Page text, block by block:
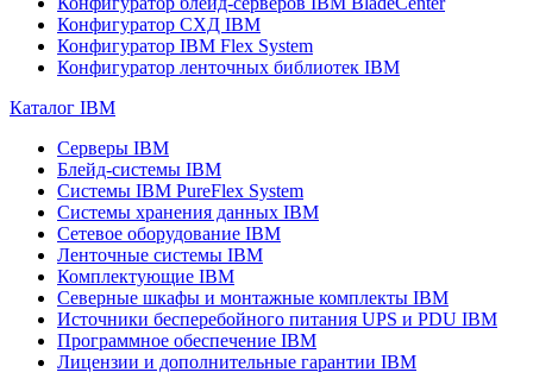
Конфигуратор СХД IBM
Конфигуратор IBM Flex System
Конфигуратор ленточных библиотек IBM
Каталог IBM
Серверы IBM
Блейд-системы IBM
Системы IBM PureFlex System
Системы хранения данных IBM
Сетевое оборудование IBM
Ленточные системы IBM
Комплектующие IBM
Северные шкафы и монтажные комплекты IBM
Источники бесперебойного питания UPS и PDU IBM
Программное обеспечение IBM
Лицензии и дополнительные гарантии IBM